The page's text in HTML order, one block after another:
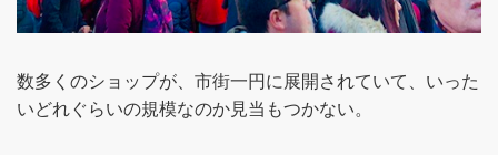
数多くのショップが、市街一円に展開されていて、いった
いどれぐらいの規模なのか見当もつかない。